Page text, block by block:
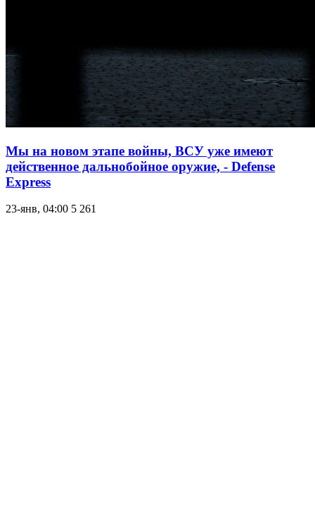
Мы на новом этапе войны, ВСУ уже имеют
действенное дальнобойное оружие, - Defense
Express
23-янв, 04:00 5 261